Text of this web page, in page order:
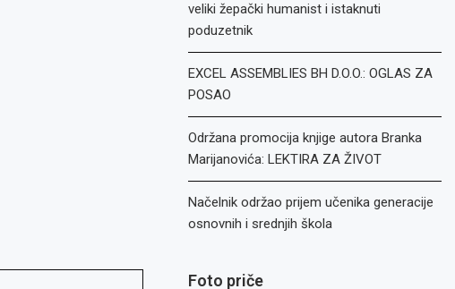
veliki žepački humanist i istaknuti
poduzetnik
EXCEL ASSEMBLIES BH D.O.O.: OGLAS ZA
POSAO
Održana promocija knjige autora Branka
Marijanovića: LEKTIRA ZA ŽIVOT
Načelnik održao prijem učenika generacije
osnovnih i srednjih škola
Foto priče